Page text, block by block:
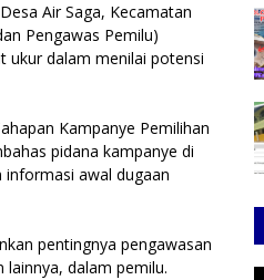
Air Saga, Kecamatan
Pengawas Pemilu)
ukur dalam menilai potensi
Kampanye Pemilihan
pidana kampanye di
awal dugaan
pentingnya pengawasan
dalam pemilu.